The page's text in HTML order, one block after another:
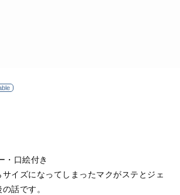
・口絵付き
イズになってしまったマクがステとジェ
話です。